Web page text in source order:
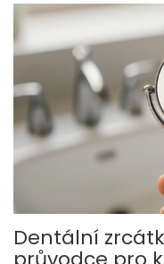
Dentální